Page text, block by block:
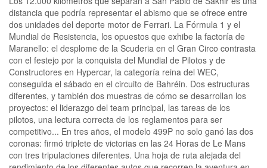
distancia que podría representar el abismo que se ofrece entre
dos unidades del deporte motor de Ferrari. La Fórmula 1 y el
Mundial de Resistencia, los opuestos que exhibe la factoría de
Maranello: el desplome de la Scuderia en el Gran Circo contrasta
con el festejo por la conquista del Mundial de Pilotos y de
Constructores en Hypercar, la categoría reina del WEC,
conseguida el sábado en el circuito de Bahréin. Dos estructuras
diferentes, y también dos muestras de cómo se desarrollan los
proyectos: el liderazgo del team principal, las tareas de los
pilotos, una lectura correcta de los reglamentos para ser
competitivo... En tres años, el modelo 499P no solo ganó las dos
coronas: firmó triplete de victorias en las 24 Horas de Le Mans
con tres tripulaciones diferentes. Una hoja de ruta alejada del